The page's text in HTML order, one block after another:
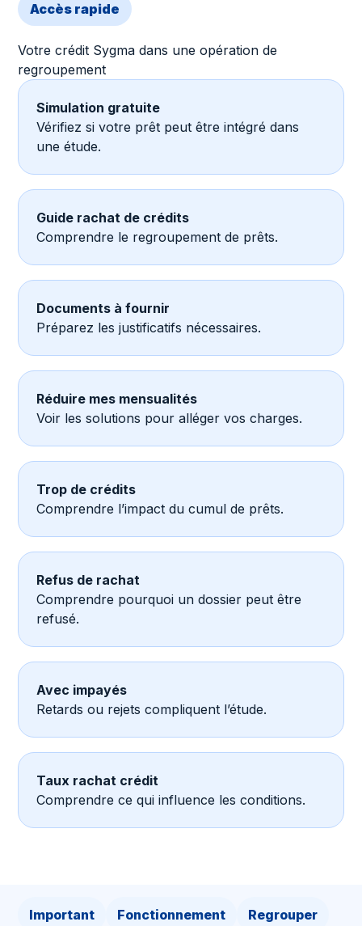
Accès rapide
Votre crédit Sygma dans une opération de
regroupement
Simulation gratuite
Vérifiez si votre prêt peut être intégré dans
une étude.
Guide rachat de crédits
Comprendre le regroupement de prêts.
Documents à fournir
Préparez les justificatifs nécessaires.
Réduire mes mensualités
Voir les solutions pour alléger vos charges.
Trop de crédits
Comprendre l’impact du cumul de prêts.
Refus de rachat
Comprendre pourquoi un dossier peut être
refusé.
Avec impayés
Retards ou rejets compliquent l’étude.
Taux rachat crédit
Comprendre ce qui influence les conditions.
Important Fonctionnement Regrouper